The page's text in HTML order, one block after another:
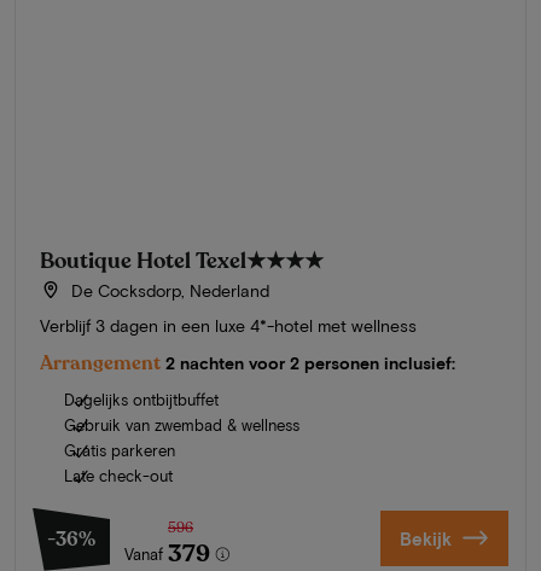
Boutique Hotel Texel★★★★
De Cocksdorp, Nederland
Verblijf 3 dagen in een luxe 4*-hotel met wellness
Arrangement 2 nachten voor 2 personen inclusief:
Dagelijks ontbijtbuffet
Gebruik van zwembad & wellness
Gratis parkeren
Late check-out
-36%
Vanaf
596
379 Bekijk